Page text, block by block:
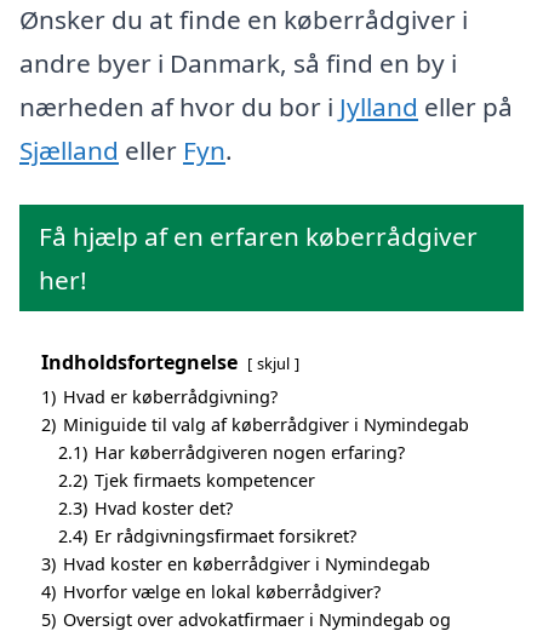
Ønsker du at finde en køberrådgiver i
andre byer i Danmark, så find en by i
nærheden af hvor du bor i Jylland eller på
Sjælland eller Fyn.
Få hjælp af en erfaren køberrådgiver
her!
Indholdsfortegnelse skjul
1) Hvad er køberrådgivning?
2) Miniguide til valg af køberrådgiver i Nymindegab
2.1) Har køberrådgiveren nogen erfaring?
2.2) Tjek firmaets kompetencer
2.3) Hvad koster det?
2.4) Er rådgivningsfirmaet forsikret?
3) Hvad koster en køberrådgiver i Nymindegab
4) Hvorfor vælge en lokal køberrådgiver?
5) Oversigt over advokatfirmaer i Nymindegab og